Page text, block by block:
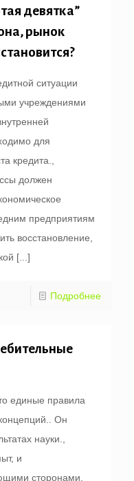
девятка”
рынок
ситуации
учреждениями
для
кредита.,
должен
предприятиям
восстановление,
[...]
Подробнее
единые правила
Он
науки.,
и
сторонами,